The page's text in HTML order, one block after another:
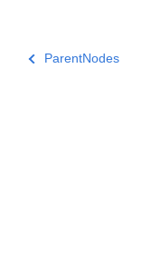
ParentNodes